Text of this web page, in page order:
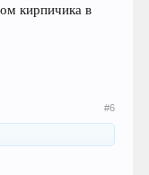
кирпичика в
#6